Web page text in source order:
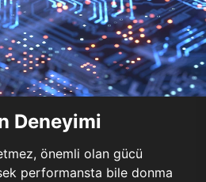
Deneyimi
önemli olan gücü
performansta bile donma